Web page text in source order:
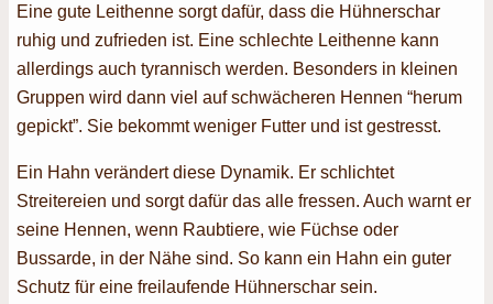
Eine gute Leithenne sorgt dafür, dass die Hühnerschar
ruhig und zufrieden ist. Eine schlechte Leithenne kann
allerdings auch tyrannisch werden. Besonders in kleinen
Gruppen wird dann viel auf schwächeren Hennen “herum
gepickt”. Sie bekommt weniger Futter und ist gestresst.
Ein Hahn verändert diese Dynamik. Er schlichtet
Streitereien und sorgt dafür das alle fressen. Auch warnt er
seine Hennen, wenn Raubtiere, wie Füchse oder
Bussarde, in der Nähe sind. So kann ein Hahn ein guter
Schutz für eine freilaufende Hühnerschar sein.